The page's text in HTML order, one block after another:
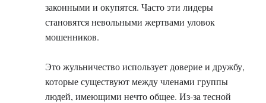
законными и окупятся. Часто эти лидеры
становятся невольными жертвами уловок
мошенников.
Это жульничество использует доверие и дружбу,
которые существуют между членами группы
людей, имеющими нечто общее. Из-за тесной